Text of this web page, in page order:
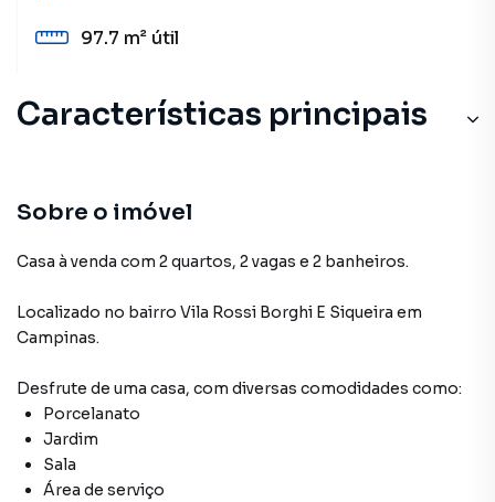
97.7 m² útil
Características principais
Sobre o imóvel
Casa à venda com 2 quartos, 2 vagas e 2 banheiros.
Localizado no bairro Vila Rossi Borghi E Siqueira em
Campinas.
Desfrute de uma casa, com diversas comodidades como:
Porcelanato
Jardim
Sala
Área de serviço